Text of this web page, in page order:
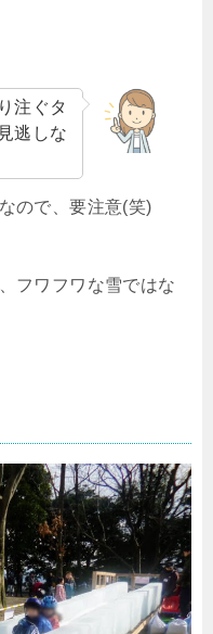
注ぐタ
逃しな
ので、要注意(笑)
フワフワな雪ではな